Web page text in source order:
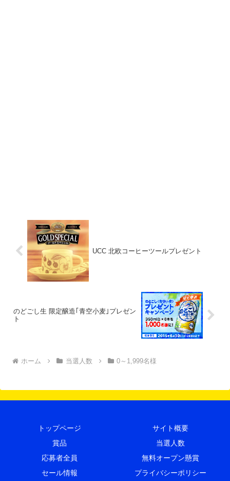
UCC 北欧コーヒーツールプレゼント
のどごし生 限定醸造｢青空小麦｣プレゼン
ト
ホーム 当選人数 0～1,999名様
トップページ
サイト概要
賞品
当選人数
応募者全員
無料オープン懸賞
セール情報
プライバシーポリシー